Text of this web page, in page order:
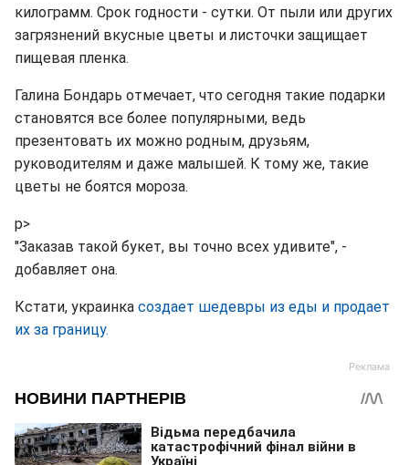
килограмм. Срок годности - сутки. От пыли или других
загрязнений вкусные цветы и листочки защищает
пищевая пленка.
Галина Бондарь отмечает, что сегодня такие подарки
становятся все более популярными, ведь
презентовать их можно родным, друзьям,
руководителям и даже малышей. К тому же, такие
цветы не боятся мороза.
p>
"Заказав такой букет, вы точно всех удивите", -
добавляет она.
Кстати, украинка создает шедевры из еды и продает
их за границу.